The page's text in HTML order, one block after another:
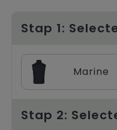
Trolleys
Stap 1:
Marine
Stap 2: